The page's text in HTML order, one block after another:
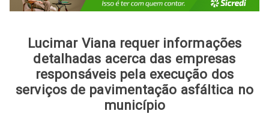
Lucimar Viana requer informações
detalhadas acerca das empresas
responsáveis pela execução dos
serviços de pavimentação asfáltica no
município